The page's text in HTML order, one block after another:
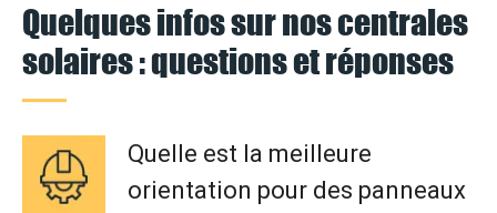
Quelques infos sur nos centrales
solaires : questions et réponses
Quelle est la meilleure
orientation pour des panneaux